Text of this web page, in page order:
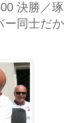
決勝／琢
ー同士だか